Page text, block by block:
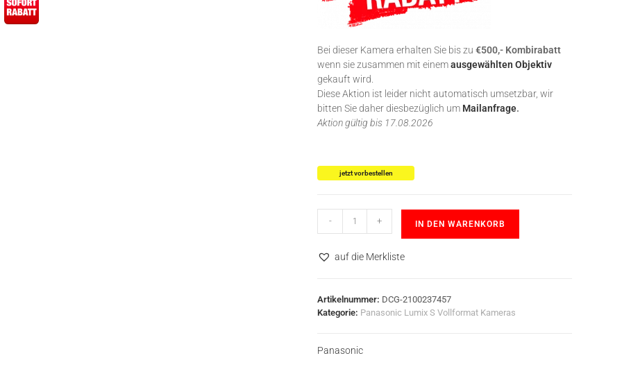
Bei dieser Kamera erhalten Sie bis zu€500,- Kombirabatt
wenn sie zusammen mit einemausgewählten Objektiv
gekauft wird.
Diese Aktion ist leider nicht automatisch umsetzbar, wir
bitten Sie daher diesbezüglich um Mailanfrage.
Aktion gültig bis 17.08.2026
jetzt vorbestellen
- + IN DEN WARENKORB
auf die Merkliste
Artikelnummer: DCG-2100237457
Kategorie: Panasonic Lumix S Vollformat Kameras
Panasonic